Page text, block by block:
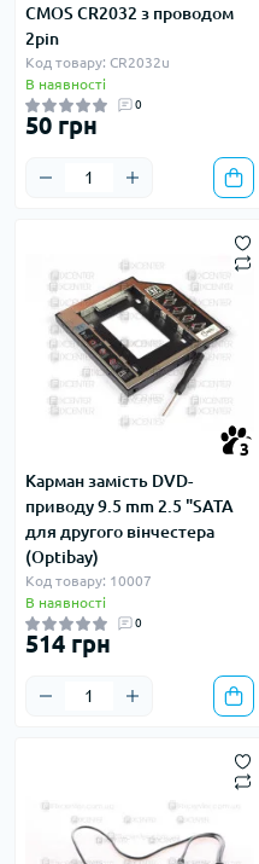
CMOS CR2032 з проводом
2pin
Код товару: CR2032u
В наявності
0
50 грн
3
Карман замість DVD-
приводу 9.5 mm 2.5 "SATA
для другого вінчестера
(Optibay)
Код товару: 10007
В наявності
0
514 грн